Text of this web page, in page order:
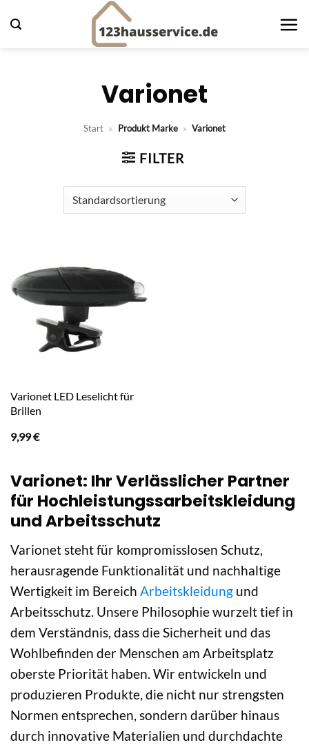
Inhalt
Varionet
Start » Produkt Marke » Varionet
FILTER
Varionet LED Leselicht für
Brillen
9,99€
Varionet: Ihr Verlässlicher Partner
für Hochleistungssarbeitskleidung
und Arbeitsschutz
Varionet steht für kompromisslosen Schutz,
herausragende Funktionalität und nachhaltige
Wertigkeit im Bereich Arbeitskleidung und
Arbeitsschutz. Unsere Philosophie wurzelt tief in
dem Verständnis, dass die Sicherheit und das
Wohlbefinden der Menschen am Arbeitsplatz
oberste Priorität haben. Wir entwickeln und
produzieren Produkte, die nicht nur strengsten
Normen entsprechen, sondern darüber hinaus
durch innovative Materialien und durchdachte